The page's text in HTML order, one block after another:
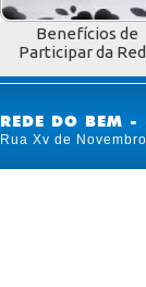
Benefícios de
Participar da
REDE DO
Rua Xv de